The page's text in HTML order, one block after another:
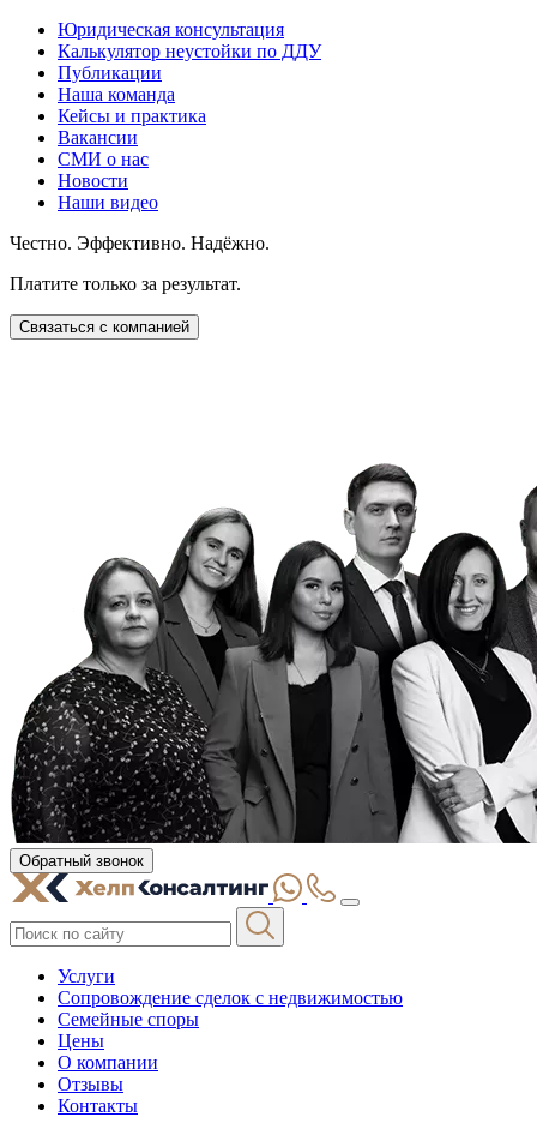
Юридическая консультация
Калькулятор неустойки по ДДУ
Публикации
Наша команда
Кейсы и практика
Вакансии
СМИ о нас
Новости
Наши видео
Честно. Эффективно. Надёжно.
Платите только за результат.
Связаться с компанией
Обратный звонок
Услуги
Сопровождение сделок с недвижимостью
Семейные споры
Цены
О компании
Отзывы
Контакты